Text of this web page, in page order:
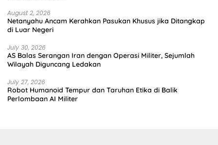
August 2, 2026
Netanyahu Ancam Kerahkan Pasukan Khusus jika Ditangkap
di Luar Negeri
July 30, 2026
AS Balas Serangan Iran dengan Operasi Militer, Sejumlah
Wilayah Diguncang Ledakan
July 27, 2026
Robot Humanoid Tempur dan Taruhan Etika di Balik
Perlombaan AI Militer